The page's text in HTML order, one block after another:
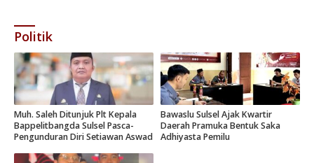
Politik
Muh. Saleh Ditunjuk Plt Kepala
Bappelitbangda Sulsel Pasca-
Pengunduran Diri Setiawan Aswad
Bawaslu Sulsel Ajak Kwartir
Daerah Pramuka Bentuk Saka
Adhiyasta Pemilu